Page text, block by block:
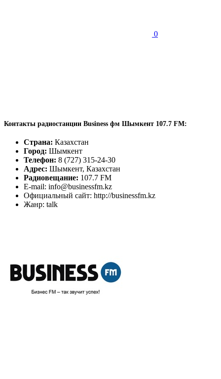
0
Контакты радиостанции Business фм Шымкент 107.7 FM:
Страна: Казахстан
Город: Шымкент
Телефон: 8 (727) 315-24-30
Адрес: Шымкент, Казахстан
Радиовещание: 107.7 FM
E-mail: info@businessfm.kz
Официальный сайт: http://businessfm.kz
Жанр: talk